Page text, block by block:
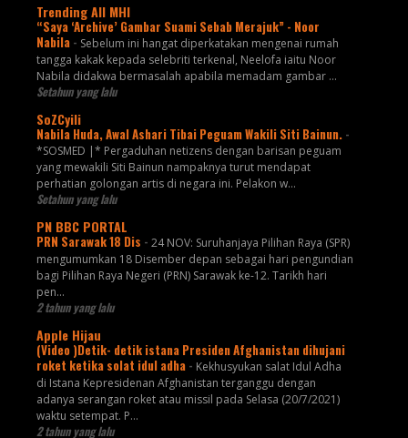
Trending All MHI
“Saya ‘Archive’ Gambar Suami Sebab Merajuk” - Noor
Nabila - Sebelum ini hangat diperkatakan mengenai rumah
tangga kakak kepada selebriti terkenal, Neelofa iaitu Noor
Nabila didakwa bermasalah apabila memadam gambar ...
Setahun yang lalu
SoZCyili
Nabila Huda, Awal Ashari Tibai Peguam Wakili Siti Bainun. -
*SOSMED |* Pergaduhan netizens dengan barisan peguam
yang mewakili Siti Bainun nampaknya turut mendapat
perhatian golongan artis di negara ini. Pelakon w...
Setahun yang lalu
PN BBC PORTAL
PRN Sarawak 18 Dis - 24 NOV: Suruhanjaya Pilihan Raya (SPR)
mengumumkan 18 Disember depan sebagai hari pengundian
bagi Pilihan Raya Negeri (PRN) Sarawak ke-12. Tarikh hari
pen...
2 tahun yang lalu
Apple Hijau
(Video )Detik- detik istana Presiden Afghanistan dihujani
roket ketika solat idul adha - Kekhusyukan salat Idul Adha
di Istana Kepresidenan Afghanistan terganggu dengan
adanya serangan roket atau missil pada Selasa (20/7/2021)
waktu setempat. P...
2 tahun yang lalu